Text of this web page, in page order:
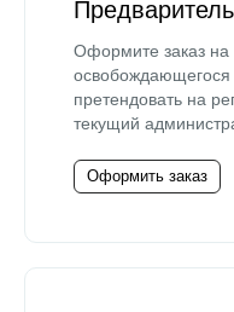
Оформите заказ на
претендовать на
текущий
Оформить заказ